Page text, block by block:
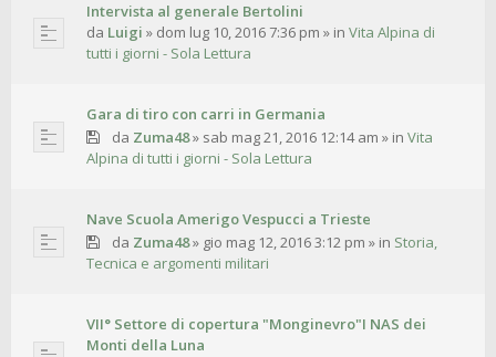
Intervista al generale Bertolini
da Luigi » dom lug 10, 2016 7:36 pm » in Vita Alpina di
tutti i giorni - Sola Lettura
Gara di tiro con carri in Germania
da Zuma48» sab mag 21, 2016 12:14 am » in Vita
Alpina di tutti i giorni - Sola Lettura
Nave Scuola Amerigo Vespucci a Trieste
da Zuma48» gio mag 12, 2016 3:12 pm » in Storia,
Tecnica e argomenti militari
VII° Settore di copertura "Monginevro"I NAS dei
Monti della Luna